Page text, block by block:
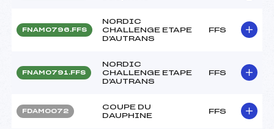
FNAM0796.FFS
NORDIC
CHALLENGE ETAPE
D'AUTRANS
FFS
FNAM0791.FFS
NORDIC
CHALLENGE ETAPE
D'AUTRANS
FFS
FDAM0072
COUPE DU
DAUPHINE
FFS